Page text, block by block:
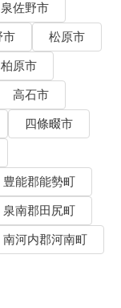
泉佐野市
市
松原市
柏原市
高石市
四條畷市
豊能郡能勢町
泉南郡田尻町
南河内郡河南町